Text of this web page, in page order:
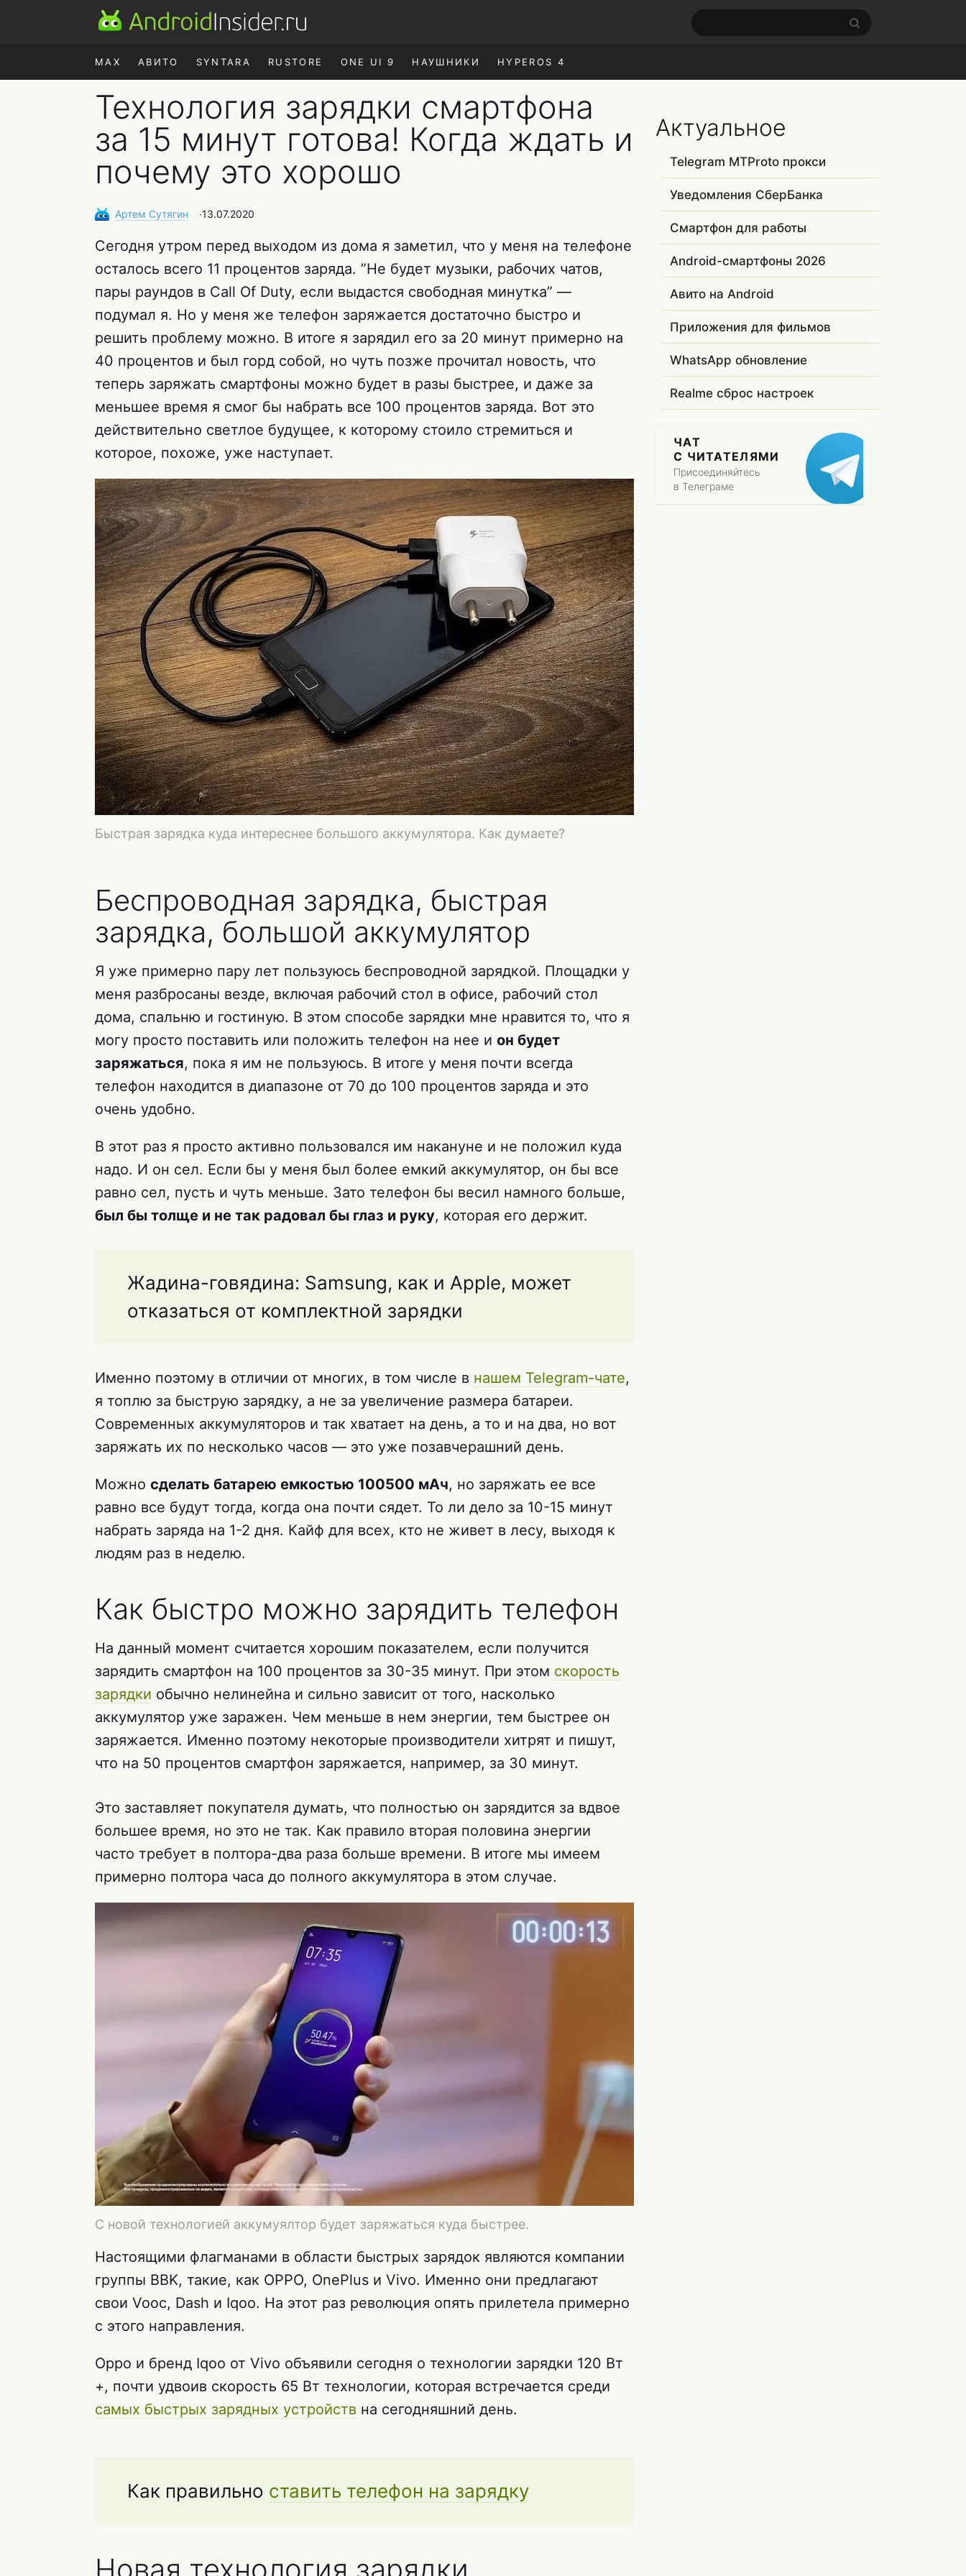
MAX АВИТО SYNTARA RUSTORE ONE UI 9 НАУШНИКИ HYPEROS 4
Технология зарядки смартфона
за 15 минут готова! Когда ждать и
почему это хорошо
Артем Сутягин ∙13.07.2020
Сегодня утром перед выходом из дома я заметил, что у меня на телефоне
осталось всего 11 процентов заряда. ”Не будет музыки, рабочих чатов,
пары раундов в Call Of Duty, если выдастся свободная минутка” —
подумал я. Но у меня же телефон заряжается достаточно быстро и
решить проблему можно. В итоге я зарядил его за 20 минут примерно на
40 процентов и был горд собой, но чуть позже прочитал новость, что
теперь заряжать смартфоны можно будет в разы быстрее, и даже за
меньшее время я смог бы набрать все 100 процентов заряда. Вот это
действительно светлое будущее, к которому стоило стремиться и
которое, похоже, уже наступает.
Быстрая зарядка куда интереснее большого аккумулятора. Как думаете?
Беспроводная зарядка, быстрая
зарядка, большой аккумулятор
Я уже примерно пару лет пользуюсь беспроводной зарядкой. Площадки у
меня разбросаны везде, включая рабочий стол в офисе, рабочий стол
дома, спальню и гостиную. В этом способе зарядки мне нравится то, что я
могу просто поставить или положить телефон на нее и он будет
заряжаться, пока я им не пользуюсь. В итоге у меня почти всегда
телефон находится в диапазоне от 70 до 100 процентов заряда и это
очень удобно.
В этот раз я просто активно пользовался им накануне и не положил куда
надо. И он сел. Если бы у меня был более емкий аккумулятор, он бы все
равно сел, пусть и чуть меньше. Зато телефон бы весил намного больше,
был бы толще и не так радовал бы глаз и руку, которая его держит.
Жадина-говядина: Samsung, как и Apple, может
отказаться от комплектной зарядки
Именно поэтому в отличии от многих, в том числе в нашем Telegram-чате,
я топлю за быструю зарядку, а не за увеличение размера батареи.
Современных аккумуляторов и так хватает на день, а то и на два, но вот
заряжать их по несколько часов — это уже позавчерашний день.
Можно сделать батарею емкостью 100500 мАч, но заряжать ее все
равно все будут тогда, когда она почти сядет. То ли дело за 10-15 минут
набрать заряда на 1-2 дня. Кайф для всех, кто не живет в лесу, выходя к
людям раз в неделю.
Как быстро можно зарядить телефон
На данный момент считается хорошим показателем, если получится
зарядить смартфон на 100 процентов за 30-35 минут. При этом скорость
зарядки обычно нелинейна и сильно зависит от того, насколько
аккумулятор уже заражен. Чем меньше в нем энергии, тем быстрее он
заряжается. Именно поэтому некоторые производители хитрят и пишут,
что на 50 процентов смартфон заряжается, например, за 30 минут.
Это заставляет покупателя думать, что полностью он зарядится за вдвое
большее время, но это не так. Как правило вторая половина энергии
часто требует в полтора-два раза больше времени. В итоге мы имеем
примерно полтора часа до полного аккумулятора в этом случае.
С новой технологией аккумуялтор будет заряжаться куда быстрее.
Настоящими флагманами в области быстрых зарядок являются компании
группы BBK, такие, как OPPO, OnePlus и Vivo. Именно они предлагают
свои Vooc, Dash и Iqoo. На этот раз революция опять прилетела примерно
с этого направления.
Oppo и бренд Iqoo от Vivo объявили сегодня о технологии зарядки 120 Вт
+, почти удвоив скорость 65 Вт технологии, которая встречается среди
самых быстрых зарядных устройств на сегодняшний день.
Как правильно ставить телефон на зарядку
Актуальное
Telegram MTProto прокси
Уведомления СберБанка
Смартфон для работы
Android-смартфоны 2026
Авито на Android
Приложения для фильмов
WhatsApp обновление
Realme сброс настроек
ЧАТ
С ЧИТАТЕЛЯМИ
Присоединяйтесь
в Телеграме